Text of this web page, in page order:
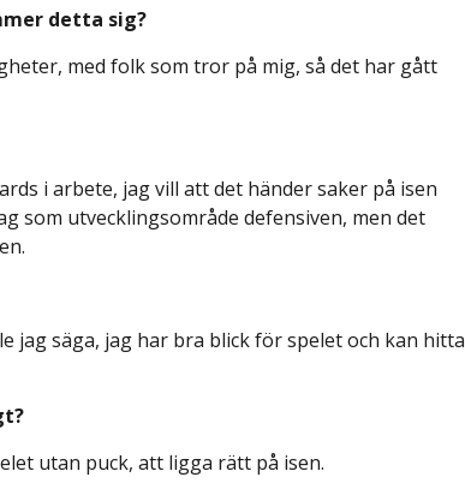
detta sig?
med folk som tror på mig, så det har gått
i arbete, jag vill att det händer saker på isen
som utvecklingsområde defensiven, men det
jag säga, jag har bra blick för spelet och kan hitta
utan puck, att ligga rätt på isen.